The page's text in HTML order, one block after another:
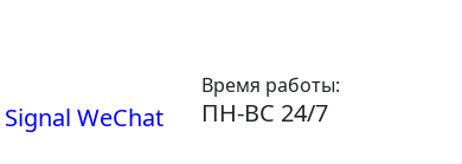
WeChat
Время работы:
ПН-ВС 24/7